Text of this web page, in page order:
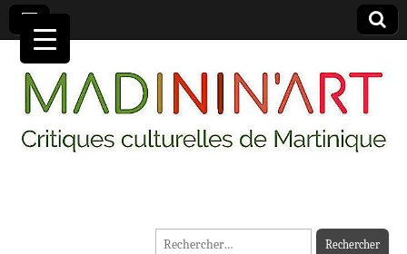
MADININ'ART
Rechercher :